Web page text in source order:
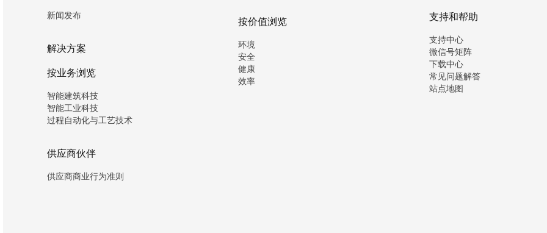
新闻发布
解决方案
按业务浏览
智能建筑科技
智能工业科技
过程自动化与工艺技术
供应商伙伴
供应商商业行为准则
按价值浏览
环境
安全
健康
效率
支持和帮助
支持中心
微信号矩阵
下载中心
常见问题解答
站点地图